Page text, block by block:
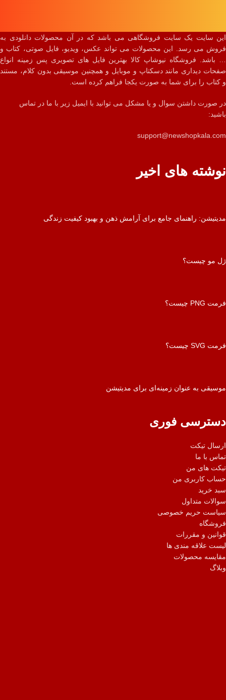
این سایت یک سایت فروشگاهی می باشد که در آن محصولات دانلودی به
فروش می رسد. این محصولات می تواند عکس، ویدیو، فایل صوتی، کتاب و
… باشد. فروشگاه نیوشاپ کالا بهترین فایل های تصویری پس زمینه انواع
صفحات دیداری مانند دسکتاپ و موبایل و همچنین موسیقی بدون کلام، مستند
و کتاب را برای شما به صورت یکجا فراهم کرده است.
در صورت داشتن سوال و یا مشکل می توانید با ایمیل زیر با ما در تماس
باشید:
support@newshopkala.com
نوشته های اخیر
مدیتیشن: راهنمای جامع برای آرامش ذهن و بهبود کیفیت زندگی
ژل مو چیست؟
فرمت PNG چیست؟
فرمت SVG چیست؟
موسیقی به عنوان زمینه‌ای برای مدیتیشن
دسترسی فوری
ارسال تیکت
تماس با ما
تیکت های من
حساب کاربری من
سبد خرید
سوالات متداول
سیاست حریم خصوصی
فروشگاه
قوانین و مقررات
لیست علاقه مندی ها
مقایسه محصولات
وبلاگ